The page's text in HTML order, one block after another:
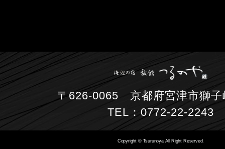
〒626-0065 京都府宮津市獅子
TEL：0772-22-2243
Copyright © Tsurunoya All Right Reserved.